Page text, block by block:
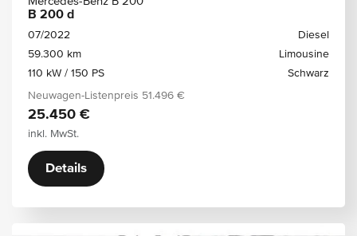
B 200 d
07/2022
Diesel
59.300 km
Limousine
110 kW / 150 PS
Schwarz
Neuwagen-Listenpreis 51.496 €
25.450 €
inkl. MwSt.
Details